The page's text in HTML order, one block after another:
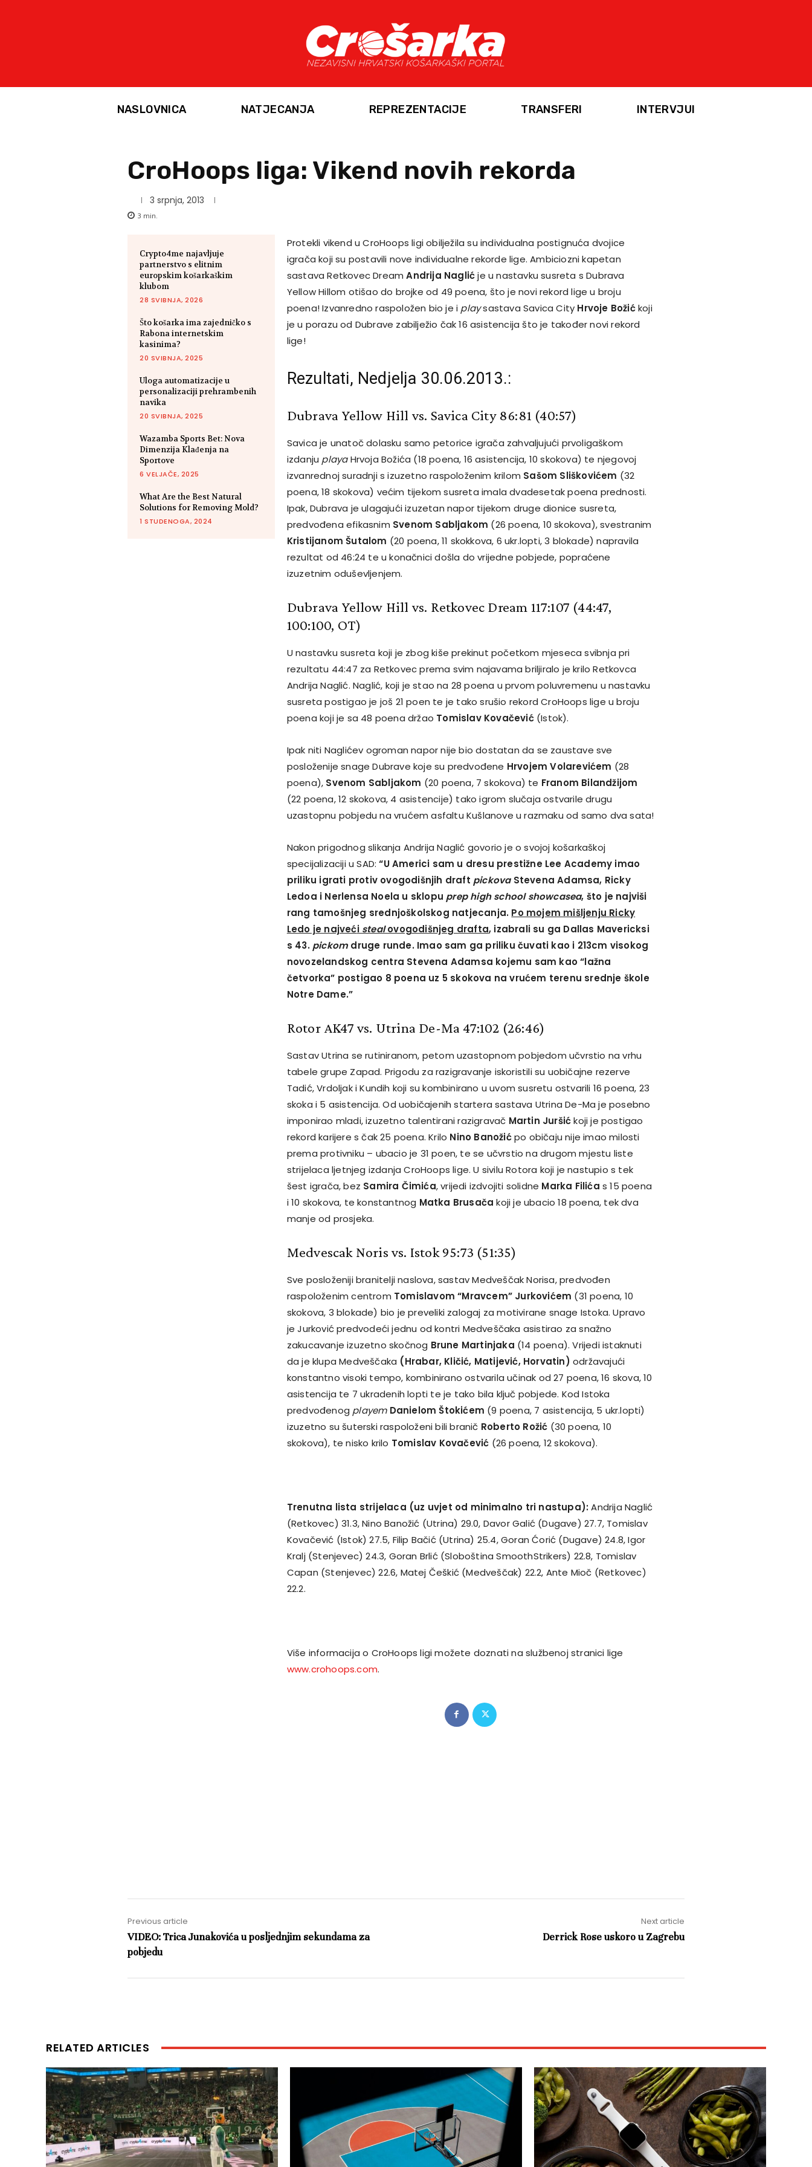
NASLOVNICA NATJECANJA REPREZENTACIJE TRANSFERI INTERVJUI
CroHoops liga: Vikend novih rekorda
3 srpnja, 2013
3 min.
Crypto4me najavljuje
partnerstvo s elitnim
europskim košarkaškim
klubom
28 SVIBNJA, 2026
Što košarka ima zajedničko s
Rabona internetskim
kasinima?
20 SVIBNJA, 2025
Uloga automatizacije u
personalizaciji prehrambenih
navika
20 SVIBNJA, 2025
Wazamba Sports Bet: Nova
Dimenzija Klađenja na
Sportove
6 VELJAČE, 2025
What Are the Best Natural
Solutions for Removing Mold?
1 STUDENOGA, 2024
Protekli vikend u CroHoops ligi obilježila su individualna postignuća dvojice
igrača koji su postavili nove individualne rekorde lige. Ambiciozni kapetan
sastava Retkovec DreamAndrija Naglićje u nastavku susreta s Dubrava
Yellow Hillom otišao do brojke od 49 poena, što je novi rekord lige u broju
poena! Izvanredno raspoložen bio je i playsastava Savica City Hrvoje Božićkoji
je u porazu od Dubrave zabilježio čak 16 asistencija što je također novi rekord
lige!
Rezultati, Nedjelja 30.06.2013.:
Dubrava Yellow Hill vs. Savica City 86:81 (40:57)
Savica je unatoč dolasku samo petorice igrača zahvaljujući prvoligaškom
izdanju playaHrvoja Božića (18 poena, 16 asistencija, 10 skokova) te njegovoj
izvanrednoj suradnji s izuzetno raspoloženim krilom Sašom Sliškovićem (32
poena, 18 skokova) većim tijekom susreta imala dvadesetak poena prednosti.
Ipak, Dubrava je ulagajući izuzetan napor tijekom druge dionice susreta,
predvođena efikasnim Svenom Sabljakom (26 poena, 10 skokova), svestranim
Kristijanom Šutalom (20 poena, 11 skokkova, 6 ukr.lopti, 3 blokade) napravila
rezultat od 46:24 te u konačnici došla do vrijedne pobjede, popraćene
izuzetnim oduševljenjem.
Dubrava Yellow Hill vs. Retkovec Dream 117:107 (44:47,
100:100, OT)
U nastavku susreta koji je zbog kiše prekinut početkom mjeseca svibnja pri
rezultatu 44:47 za Retkovec prema svim najavama briljiralo je krilo Retkovca
Andrija Naglić. Naglić, koji je stao na 28 poena u prvom poluvremenu u nastavku
susreta postigao je još 21 poen te je tako srušio rekord CroHoops lige u broju
poena koji je sa 48 poena držao Tomislav Kovačević(Istok).
Ipak niti Naglićev ogroman napor nije bio dostatan da se zaustave sve
posloženije snage Dubrave koje su predvođene Hrvojem Volarevićem (28
poena), Svenom Sabljakom (20 poena, 7 skokova) te Franom Bilandžijom
(22 poena, 12 skokova, 4 asistencije) tako igrom slučaja ostvarile drugu
uzastopnu pobjedu na vrućem asfaltu Kušlanove u razmaku od samo dva sata!
Nakon prigodnog slikanja Andrija Naglić govorio je o svojoj košarkaškoj
specijalizaciji u SAD:“U Americi sam u dresu prestižne Lee Academy imao
priliku igrati protiv ovogodišnjih draft pickovaStevena Adamsa, Ricky
Ledoa i Nerlensa Noela u sklopu prep high school showcasea, što je najviši
rang tamošnjeg srednjoškolskog natjecanja. Po mojem mišljenju Ricky
Ledo je najveći stealovogodišnjeg drafta, izabrali su ga Dallas Mavericksi
s 43. pickom druge runde. Imao sam ga priliku čuvati kao i 213cm visokog
novozelandskog centra Stevena Adamsa kojemu sam kao “lažna
četvorka” postigao 8 poena uz 5 skokova na vrućem terenu srednje škole
Notre Dame.”
Rotor AK47 vs. Utrina De-Ma 47:102 (26:46)
Sastav Utrina se rutiniranom, petom uzastopnom pobjedom učvrstio na vrhu
tabele grupe Zapad. Prigodu za razigravanje iskoristili su uobičajne rezerve
Tadić, Vrdoljak i Kundih koji su kombinirano u uvom susretu ostvarili 16 poena, 23
skoka i 5 asistencija. Od uobičajenih startera sastava Utrina De-Ma je posebno
imponirao mladi, izuzetno talentirani razigravač Martin Juršićkoji je postigao
rekord karijere s čak 25 poena. Krilo Nino Banožićpo običaju nije imao milosti
prema protivniku – ubacio je 31 poen, te se učvrstio na drugom mjestu liste
strijelaca ljetnjeg izdanja CroHoops lige. U sivilu Rotora koji je nastupio s tek
šest igrača, bez Samira Čimića, vrijedi izdvojiti solidne Marka Filića s 15 poena
i 10 skokova, te konstantnog Matka Brusača koji je ubacio 18 poena, tek dva
manje od prosjeka.
Medvescak Noris vs. Istok 95:73 (51:35)
Sve posloženiji branitelji naslova, sastav Medveščak Norisa, predvođen
raspoloženim centrom Tomislavom “Mravcem” Jurkovićem (31 poena, 10
skokova, 3 blokade) bio je preveliki zalogaj za motivirane snage Istoka. Upravo
je Jurković predvodeći jednu od kontri Medveščaka asistirao za snažno
zakucavanje izuzetno skočnog Brune Martinjaka (14 poena). Vrijedi istaknuti
da je klupa Medveščaka (Hrabar, Kličić, Matijević, Horvatin) održavajući
konstantno visoki tempo, kombinirano ostvarila učinak od 27 poena, 16 skova, 10
asistencija te 7 ukradenih lopti te je tako bila ključ pobjede. Kod Istoka
predvođenog playem Danielom Štokićem (9 poena, 7 asistencija, 5 ukr.lopti)
izuzetno su šuterski raspoloženi bili branič Roberto Rožić (30 poena, 10
skokova), te nisko krilo Tomislav Kovačević (26 poena, 12 skokova).
Trenutna lista strijelaca (uz uvjet od minimalno tri nastupa):Andrija Naglić
(Retkovec) 31.3, Nino Banožić (Utrina) 29.0, Davor Galić (Dugave) 27.7, Tomislav
Kovačević (Istok) 27.5, Filip Bačić (Utrina) 25.4, Goran Ćorić (Dugave) 24.8, Igor
Kralj (Stenjevec) 24.3, Goran Brlić (Sloboština SmoothStrikers) 22.8, Tomislav
Capan (Stenjevec) 22.6, Matej Češkić (Medveščak) 22.2, Ante Mioč (Retkovec)
22.2.
Više informacija o CroHoops ligi možete doznati na službenoj stranici lige
www.crohoops.com.
Previous article
VIDEO: Trica Junakovića u posljednjim sekundama za
pobjedu
Next article
Derrick Rose uskoro u Zagrebu
RELATED ARTICLES